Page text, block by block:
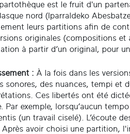
est le fruit d'un
nord (Iparraldeko
leurs partitions afin de
originales (compositions
à partir d’un original, pour
: À la fois dans les
sonores, des nuances, tempi et
Ces libertés ont été
Par exemple, lorsqu’aucun
(un travail ciselé). L’écoute
avoir choisi une partition,